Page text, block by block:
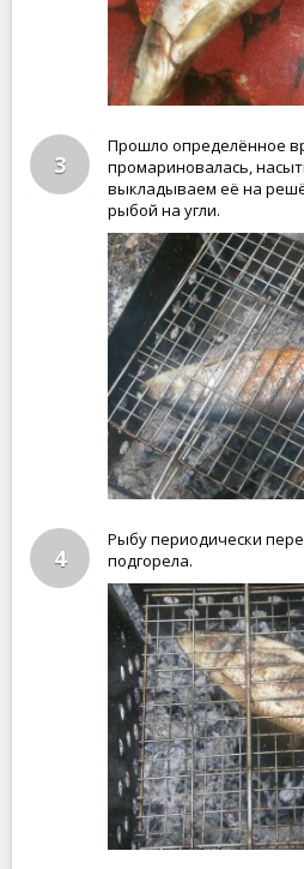
3
Прошло определённое
промариновалась,
выкладываем её на
рыбой на угли.
4
Рыбу периодически
подгорела.